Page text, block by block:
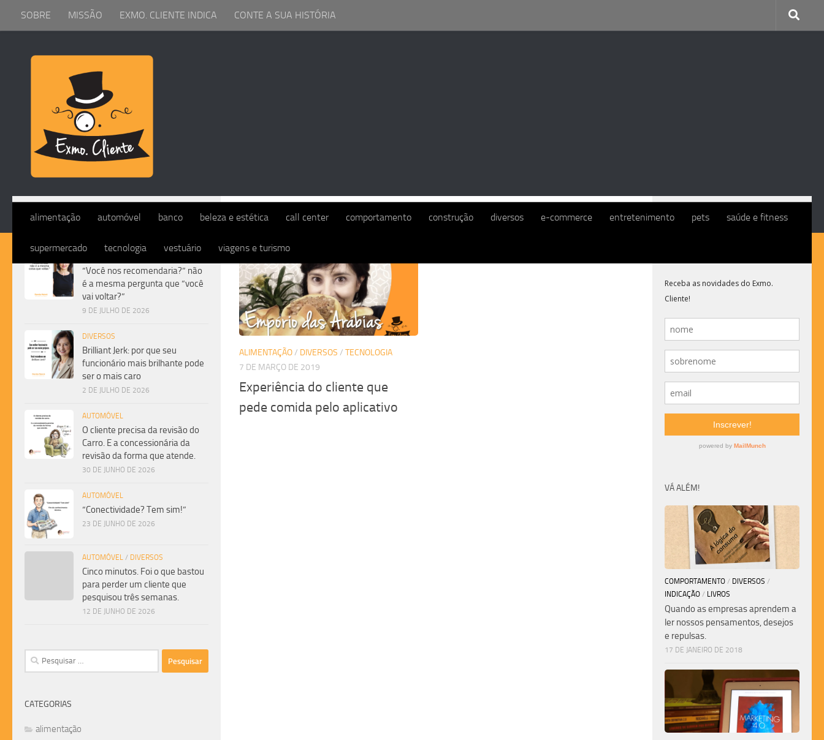
Skip to content
SOBRE MISSÃO EXMO. CLIENTE INDICA CONTE A SUA HISTÓRIA
alimentação automóvel banco beleza e estética call center comportamento construção diversos e-commerce entretenimento pets saúde e fitness
supermercado tecnologia vestuário viagens e turismo
TAG: RAPPI
ALIMENTAÇÃO/ DIVERSOS / TECNOLOGIA
7 DE MARÇO DE 2019
Experiência do cliente que
pede comida pelo aplicativo
“Você nos recomendaria?” não
é a mesma pergunta que “você
vai voltar?”
9 DE JULHO DE 2026
DIVERSOS
Brilliant Jerk: por que seu
funcionário mais brilhante pode
ser o mais caro
2 DE JULHO DE 2026
AUTOMÓVEL
O cliente precisa da revisão do
Carro. E a concessionária da
revisão da forma que atende.
30 DE JUNHO DE 2026
AUTOMÓVEL
“Conectividade? Tem sim!”
23 DE JUNHO DE 2026
AUTOMÓVEL / DIVERSOS
Cinco minutos. Foi o que bastou
para perder um cliente que
pesquisou três semanas.
12 DE JUNHO DE 2026
Pesquisar
por:
CATEGORIAS
alimentação
CONTINUE COM O EXMO. CLIENTE
VÁ ALÉM!
COMPORTAMENTO / DIVERSOS /
INDICAÇÃO / LIVROS
Quando as empresas aprendem a
ler nossos pensamentos, desejos
e repulsas.
17 DE JANEIRO DE 2018